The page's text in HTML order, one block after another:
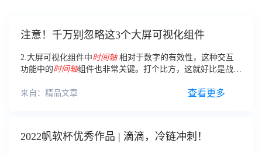
注意！千万别忽略这3个大屏可视化组件
2.大屏可视化组件中时间轴相对于数字的有效性，这种交互
功能中的时间轴组件也非常关键。打个比方，这就好比是战时
来自：精品文章
查看更多
2022帆软杯优秀作品 | 滴滴，冷链冲刺！